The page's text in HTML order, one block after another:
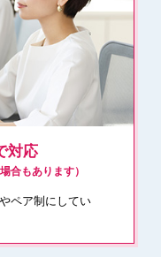
対応
合もあります）
ペア制にしてい